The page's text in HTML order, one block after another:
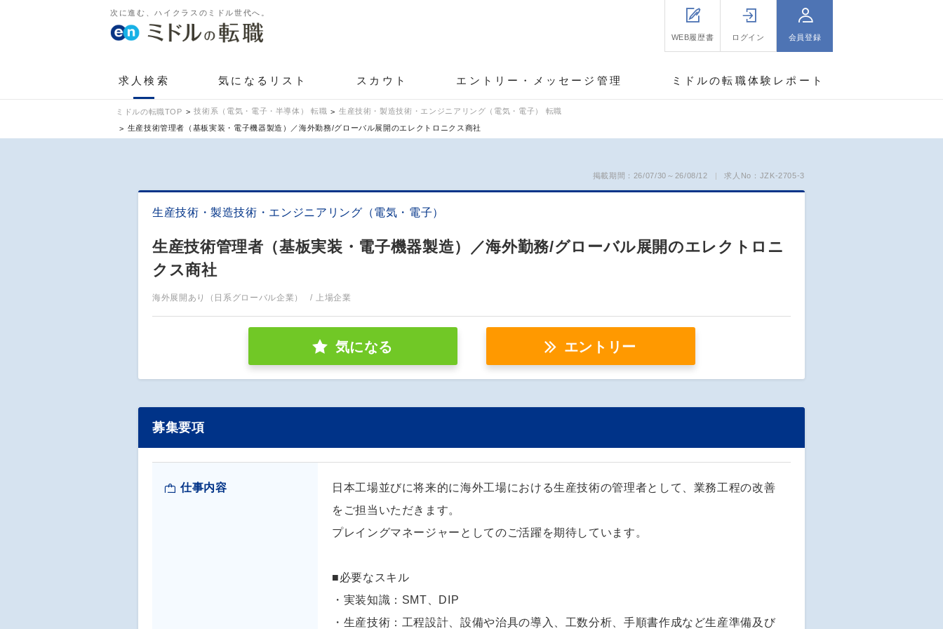
次に進む、ハイクラスのミドル世代へ。
WEB履歴書 ログイン 会員登録
求人検索 気になるリスト スカウト エントリー・メッセージ管理 ミドルの転職体験レポート
ミドルの転職TOP 技術系（電気・電子・半導体） 転職
生産技術・製造技術・エンジニアリング（電気・電子） 転職
生産技術管理者（基板実装・電子機器製造）／海外勤務/グローバル展開のエレクトロニクス商社
掲載期間：26/07/30～26/08/12 求人No：JZK-2705-3
生産技術・製造技術・エンジニアリング（電気・電子）
生産技術管理者（基板実装・電子機器製造）／海外勤務/グローバル展開のエレクトロニ
クス商社
海外展開あり（日系グローバル企業） 上場企業
気になる エントリー
募集要項
仕事内容
日本工場並びに将来的に海外工場における生産技術の管理者として、業務工程の改善
をご担当いただきます。
プレイングマネージャーとしてのご活躍を期待しています。
■必要なスキル
・実装知識：SMT、DIP
・生産技術：工程設計、設備や治具の導入、工数分析、手順書作成など生産準備及び